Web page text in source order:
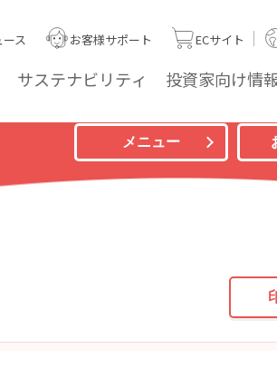
サステナビリティ 投資家向け情
ス お客様サポート ECサイト
メニュー